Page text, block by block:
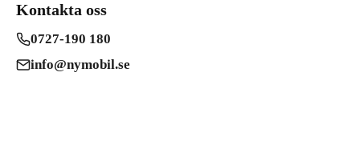
Kontakta oss
0727-190 180
info@nymobil.se